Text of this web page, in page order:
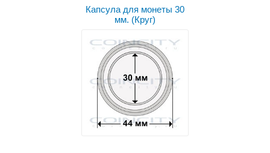
Капсула для монеты 30
мм. (Круг)